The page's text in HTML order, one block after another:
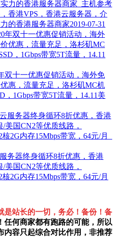
香港VPS，香港云服务器，介
的香港服务器商家2019-07-31
双十一优惠促销活动，海外免
惠，流量充足，洛杉矶MC机
，1Gbps带宽5T流量，14.11美
务器终身循环8折优惠，香港
美国CN2等优质线路，
2G内存15Mbps带宽，64元/月
是站长的一切，务必！备份！备
任何商家都有跑路的可能，所以
内容只起综合对比作用，非推荐